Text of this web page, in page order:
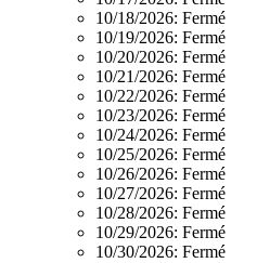
10/18/2026: Fermé
10/19/2026: Fermé
10/20/2026: Fermé
10/21/2026: Fermé
10/22/2026: Fermé
10/23/2026: Fermé
10/24/2026: Fermé
10/25/2026: Fermé
10/26/2026: Fermé
10/27/2026: Fermé
10/28/2026: Fermé
10/29/2026: Fermé
10/30/2026: Fermé